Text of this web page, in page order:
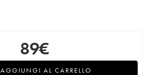
89€
AGGIUNGI AL CARRELLO